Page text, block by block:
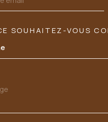
SOUHAITEZ-VOUS